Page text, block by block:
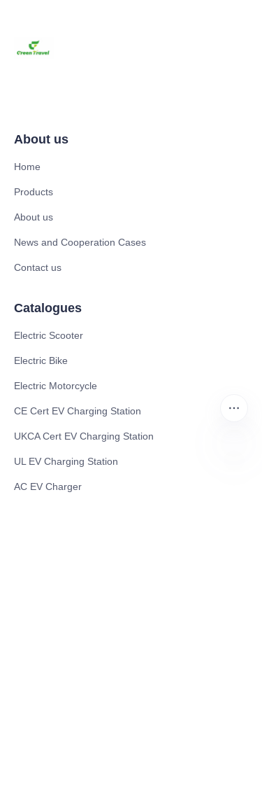
About us
Home
Products
About us
News and Cooperation Cases
Contact us
Catalogues
Electric Scooter
Electric Bike
Electric Motorcycle
CE Cert EV Charging Station
UKCA Cert EV Charging Station
UL EV Charging Station
AC EV Charger
ES